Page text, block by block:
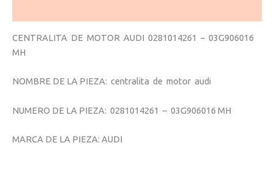
CENTRALITA DE MOTOR AUDI 0281014261 – 03G906016
MH
NOMBRE DE LA PIEZA: centralita de motor audi
NUMERO DE LA PIEZA: 0281014261 – 03G906016 MH
MARCA DE LA PIEZA: AUDI